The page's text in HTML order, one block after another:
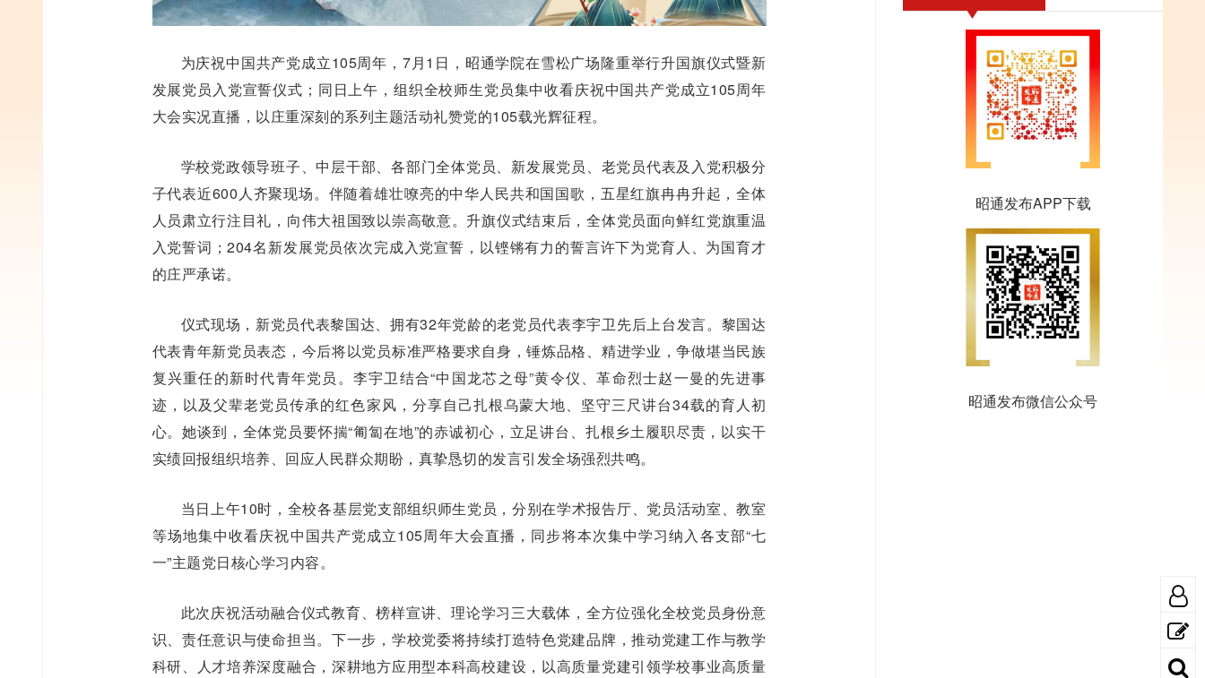
为庆祝中国共产党成立105周年，7月1日，昭通学院在雪松广场隆重举行升国旗仪式暨新
发展党员入党宣誓仪式；同日上午，组织全校师生党员集中收看庆祝中国共产党成立105周年
大会实况直播，以庄重深刻的系列主题活动礼赞党的105载光辉征程。
学校党政领导班子、中层干部、各部门全体党员、新发展党员、老党员代表及入党积极分
子代表近600人齐聚现场。伴随着雄壮嘹亮的中华人民共和国国歌，五星红旗冉冉升起，全体
人员肃立行注目礼，向伟大祖国致以崇高敬意。升旗仪式结束后，全体党员面向鲜红党旗重温
入党誓词；204名新发展党员依次完成入党宣誓，以铿锵有力的誓言许下为党育人、为国育才
的庄严承诺。
仪式现场，新党员代表黎国达、拥有32年党龄的老党员代表李宇卫先后上台发言。黎国达
代表青年新党员表态，今后将以党员标准严格要求自身，锤炼品格、精进学业，争做堪当民族
复兴重任的新时代青年党员。李宇卫结合“中国龙芯之母”黄令仪、革命烈士赵一曼的先进事
迹，以及父辈老党员传承的红色家风，分享自己扎根乌蒙大地、坚守三尺讲台34载的育人初
心。她谈到，全体党员要怀揣“匍匐在地”的赤诚初心，立足讲台、扎根乡土履职尽责，以实干
实绩回报组织培养、回应人民群众期盼，真挚恳切的发言引发全场强烈共鸣。
当日上午10时，全校各基层党支部组织师生党员，分别在学术报告厅、党员活动室、教室
等场地集中收看庆祝中国共产党成立105周年大会直播，同步将本次集中学习纳入各支部“七
一”主题党日核心学习内容。
此次庆祝活动融合仪式教育、榜样宣讲、理论学习三大载体，全方位强化全校党员身份意
识、责任意识与使命担当。下一步，学校党委将持续打造特色党建品牌，推动党建工作与教学
科研、人才培养深度融合，深耕地方应用型本科高校建设，以高质量党建引领学校事业高质量
昭通发布APP下载
昭通发布微信公众号